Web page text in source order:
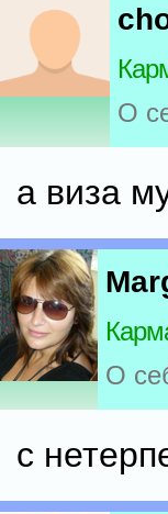
О
а виза
О
с